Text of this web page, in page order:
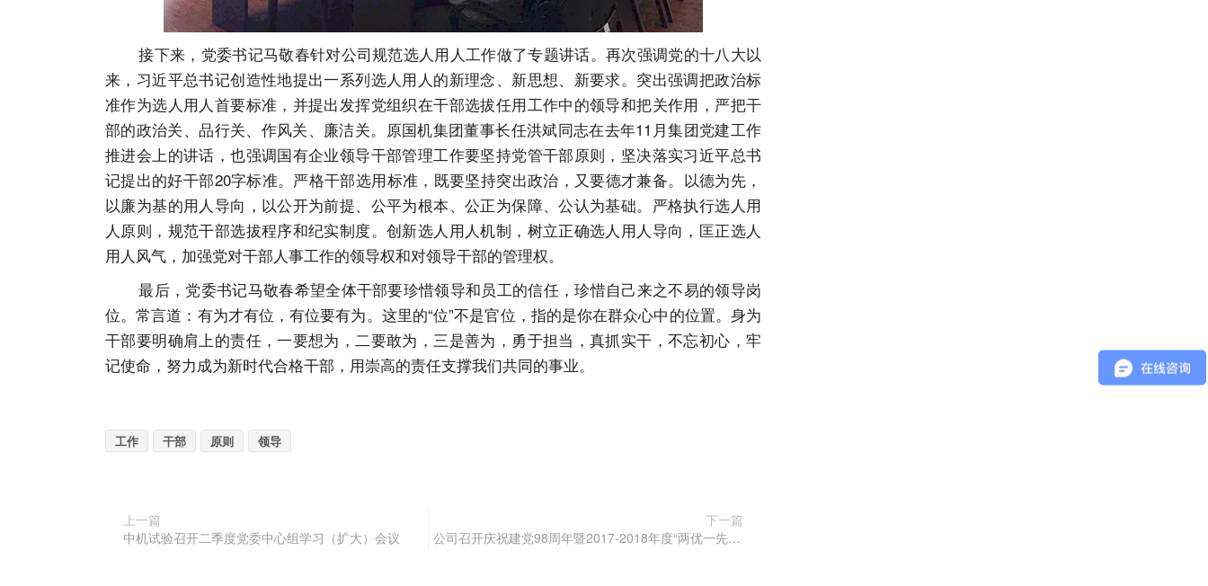
接下来，党委书记马敬春针对公司规范选人用人工作做了专题讲话。再次强调党的十八大以
来，习近平总书记创造性地提出一系列选人用人的新理念、新思想、新要求。突出强调把政治标
准作为选人用人首要标准，并提出发挥党组织在干部选拔任用工作中的领导和把关作用，严把干
部的政治关、品行关、作风关、廉洁关。原国机集团董事长任洪斌同志在去年11月集团党建工作
推进会上的讲话，也强调国有企业领导干部管理工作要坚持党管干部原则，坚决落实习近平总书
记提出的好干部20字标准。严格干部选用标准，既要坚持突出政治，又要德才兼备。以德为先，
以廉为基的用人导向，以公开为前提、公平为根本、公正为保障、公认为基础。严格执行选人用
人原则，规范干部选拔程序和纪实制度。创新选人用人机制，树立正确选人用人导向，匡正选人
用人风气，加强党对干部人事工作的领导权和对领导干部的管理权。
最后，党委书记马敬春希望全体干部要珍惜领导和员工的信任，珍惜自己来之不易的领导岗
位。常言道：有为才有位，有位要有为。这里的“位”不是官位，指的是你在群众心中的位置。身为
干部要明确肩上的责任，一要想为，二要敢为，三是善为，勇于担当，真抓实干，不忘初心，牢
记使命，努力成为新时代合格干部，用崇高的责任支撑我们共同的事业。
工作 干部 原则 领导
上一篇
中机试验召开二季度党委中心组学习（扩大）会议
下一篇
公司召开庆祝建党98周年暨2017-2018年度“两优一先”表彰大会